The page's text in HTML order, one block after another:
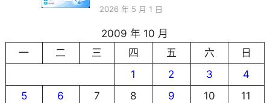
2026 年 5 月 1 日
2009 年 10 月
一
二 三 四 五 六
日
1
2 3
4
5
6 7 8 9 10
11